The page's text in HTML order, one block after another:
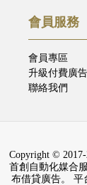
會員服務
會員專區
升級付費廣告
聯絡我們
Copyright ©
首創自動化媒合
布借貸廣告。 平